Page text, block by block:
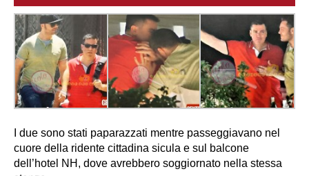
I due sono stati paparazzati mentre passeggiavano nel
cuore della ridente cittadina sicula e sul balcone
dell’hotel NH, dove avrebbero soggiornato nella stessa